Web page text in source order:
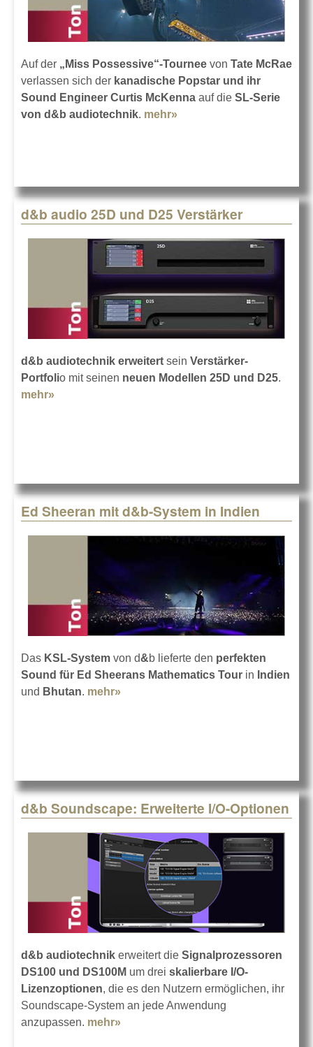
Auf der „Miss Possessive“-Tournee von Tate McRae
verlassen sich der kanadische Popstar und ihr
Sound Engineer Curtis McKenna auf die SL-Serie
von d&b audiotechnik. mehr»
d&b audio 25D und D25 Verstärker
d&b audiotechnik erweitert sein Verstärker-
Portfolio mit seinen neuen Modellen 25D und D25.
mehr»
Ed Sheeran mit d&b-System in Indien
Das KSL-System von d&b lieferte den perfekten
Sound für Ed Sheerans Mathematics Tour in Indien
und Bhutan. mehr»
d&b Soundscape: Erweiterte I/O-Optionen
d&b audiotechnik erweitert die Signalprozessoren
DS100 und DS100M um drei skalierbare I/O-
Lizenzoptionen, die es den Nutzern ermöglichen, ihr
Soundscape-System an jede Anwendung
anzupassen. mehr»